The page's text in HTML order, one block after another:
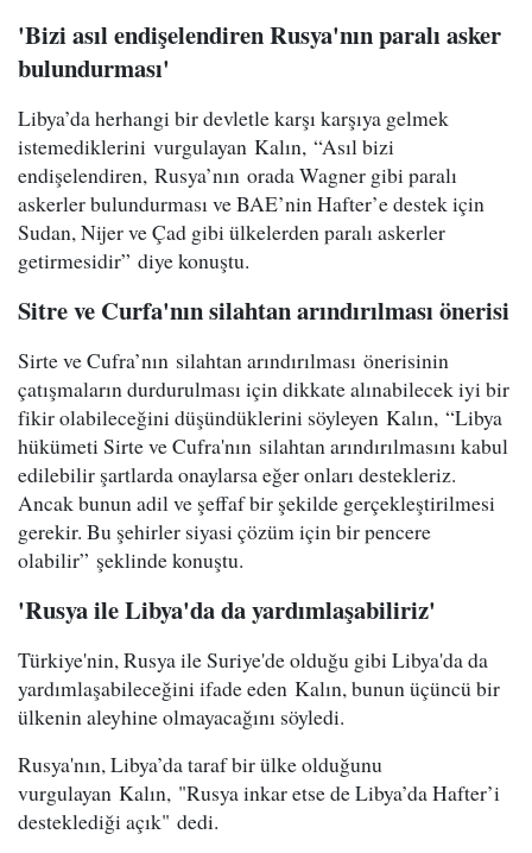
'Bizi asıl endişelendiren Rusya'nın paralı asker
bulundurması'
Libya’da herhangi bir devletle karşı karşıya gelmek
istemediklerini vurgulayan Kalın, “Asıl bizi
endişelendiren, Rusya’nın orada Wagner gibi paralı
askerler bulundurması ve BAE’nin Hafter’e destek için
Sudan, Nijer ve Çad gibi ülkelerden paralı askerler
getirmesidir” diye konuştu.
Sitre ve Curfa'nın silahtan arındırılması önerisi
Sirte ve Cufra’nın silahtan arındırılması önerisinin
çatışmaların durdurulması için dikkate alınabilecek iyi bir
fikir olabileceğini düşündüklerini söyleyen Kalın, “Libya
hükümeti Sirte ve Cufra'nın silahtan arındırılmasını kabul
edilebilir şartlarda onaylarsa eğer onları destekleriz.
Ancak bunun adil ve şeffaf bir şekilde gerçekleştirilmesi
gerekir. Bu şehirler siyasi çözüm için bir pencere
olabilir” şeklinde konuştu.
'Rusya ile Libya'da da yardımlaşabiliriz'
Türkiye'nin, Rusya ile Suriye'de olduğu gibi Libya'da da
yardımlaşabileceğini ifade eden Kalın, bunun üçüncü bir
ülkenin aleyhine olmayacağını söyledi.
Rusya'nın, Libya’da taraf bir ülke olduğunu
vurgulayan Kalın, "Rusya inkar etse de Libya’da Hafter’i
desteklediği açık" dedi.